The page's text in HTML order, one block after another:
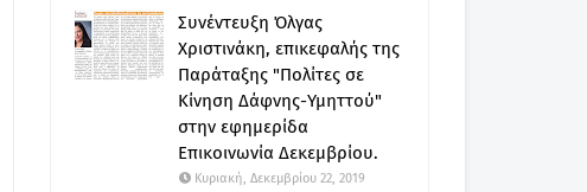
Συνέντευξη Όλγας
Χριστινάκη, επικεφαλής της
Παράταξης "Πολίτες σε
Κίνηση Δάφνης-Υμηττού"
στην εφημερίδα
Επικοινωνία Δεκεμβρίου.
Κυριακή, Δεκεμβρίου 22, 2019